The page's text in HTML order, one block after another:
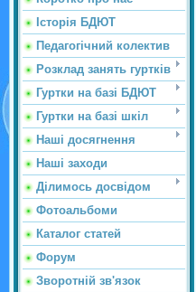
Історія БДЮТ
Педагогічний колектив
Розклад занять гуртків
Гуртки на базі БДЮТ
Гуртки на базі шкіл
Наші досягнення
Наші заходи
Ділимось досвідом
Фотоальбоми
Каталог статей
Форум
Зворотній зв'язок